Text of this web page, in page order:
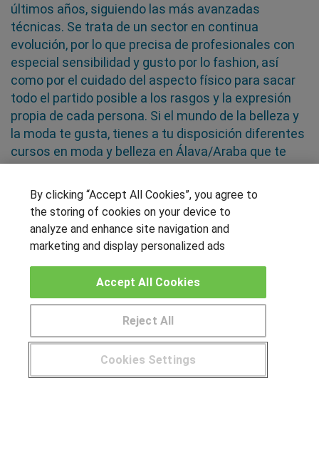
últimos años, siguiendo las más avanzadas
técnicas. Se trata de un sector en continua
evolución, por lo que precisa de profesionales con
especial sensibilidad y gusto por lo fashion, así
como por el cuidado del aspecto físico para sacar
todo el partido posible a los rasgos y la expresión
propia de cada persona. Si el mundo de la belleza y
la moda te gusta, tienes a tu disposición diferentes
cursos en moda y belleza en Álava/Araba que te
permitirán prepararte a fondo
SÍGUENOS EN LAS REDES
Muro de los idiomas
Hablemos de empleo
Locos por las becas
CENTROS DE FORMACIÓN¿Tienes alguna duda? 900 264 357
By clicking “Accept All Cookies”, you agree to
the storing of cookies on your device to
analyze and enhance site navigation and
marketing and display personalized ads
Cookies Settings
Reject All
Accept All Cookies